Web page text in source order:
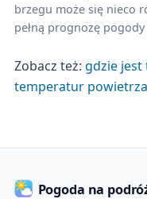
brzegu może się nieco
pełną prognozę
Zobacz też: gdzie jest
temperatur powietrza
Pogoda na